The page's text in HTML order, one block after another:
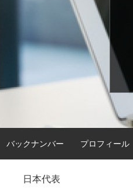
バックナンバー プロフィール
日本代表